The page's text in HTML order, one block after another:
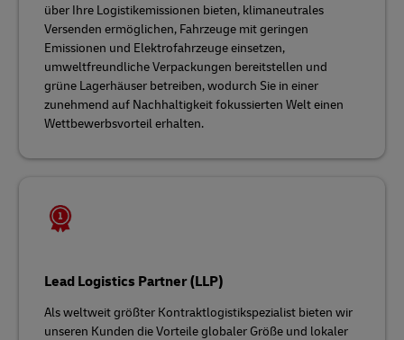
über Ihre Logistikemissionen bieten, klimaneutrales
Versenden ermöglichen, Fahrzeuge mit geringen
Emissionen und Elektrofahrzeuge einsetzen,
umweltfreundliche Verpackungen bereitstellen und
grüne Lagerhäuser betreiben, wodurch Sie in einer
zunehmend auf Nachhaltigkeit fokussierten Welt einen
Wettbewerbsvorteil erhalten.
Lead Logistics Partner (LLP)
Als weltweit größter Kontraktlogistikspezialist bieten wir
unseren Kunden die Vorteile globaler Größe und lokaler